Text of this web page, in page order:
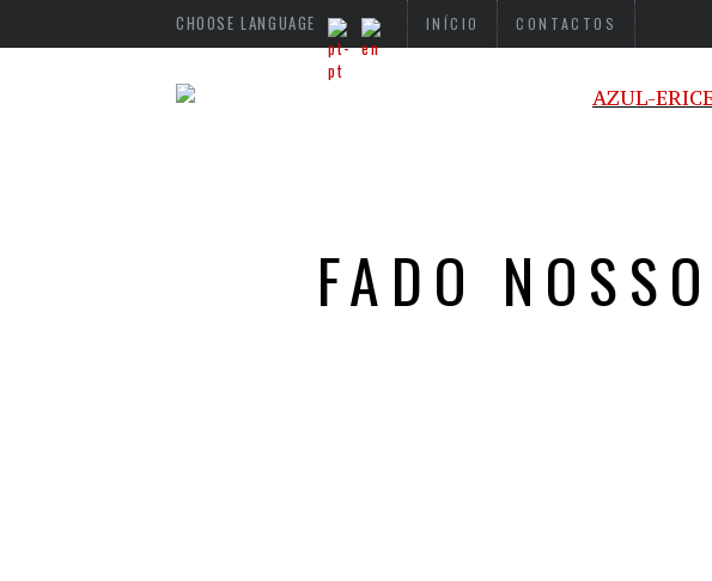
CHOOSE LANGUAGE INÍCIO CONTACTOS
FADO